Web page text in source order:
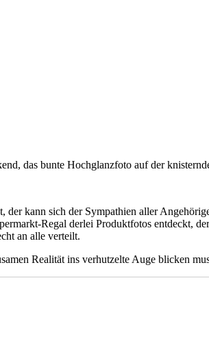
das bunte Hochglanzfoto auf der
kann sich der Sympathien aller
Regal derlei Produktfotos entdeckt,
an alle verteilt.
Realität ins verhutzelte Auge blicken